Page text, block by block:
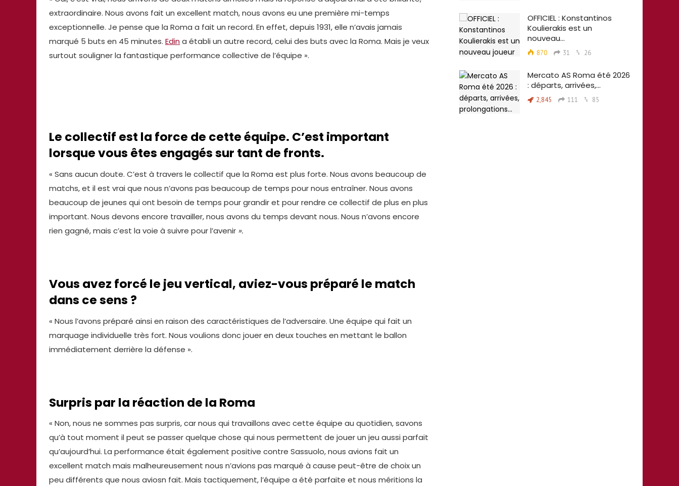
extraordinaire. Nous avons fait un excellent match, nous avons eu une première mi-temps
exceptionnelle. Je pense que la Roma a fait un record. En effet, depuis 1931, elle n’avais jamais
marqué 5 buts en 45 minutes. Edina établi un autre record, celui des buts avec la Roma. Mais je veux
surtout souligner la fantastique performance collective de l’équipe ».
Le collectif est la force de cette équipe. C’est important
lorsque vous êtes engagés sur tant de fronts.
« Sans aucun doute. C’est à travers le collectif que la Roma est plus forte. Nous avons beaucoup de
matchs, et il est vrai que nous n’avons pas beaucoup de temps pour nous entraîner. Nous avons
beaucoup de jeunes qui ont besoin de temps pour grandir et pour rendre ce collectif de plus en plus
important. Nous devons encore travailler, nous avons du temps devant nous. Nous n’avons encore
rien gagné, mais c’est la voie à suivre pour l’avenir ».
Vous avez forcé le jeu vertical, aviez-vous préparé le match
dans ce sens ?
« Nous l’avons préparé ainsi en raison des caractéristiques de l’adversaire. Une équipe qui fait un
marquage individuelle très fort. Nous voulions donc jouer en deux touches en mettant le ballon
immédiatement derrière la défense ».
Surpris par la réaction de la Roma
« Non, nous ne sommes pas surpris, car nous qui travaillons avec cette équipe au quotidien, savons
qu’à tout moment il peut se passer quelque chose qui nous permettent de jouer un jeu aussi parfait
qu’aujourd’hui. La performance était également positive contre Sassuolo, nous avions fait un
excellent match mais malheureusement nous n’avions pas marqué à cause peut-être de choix un
peu différents que nous aviosn fait. Mais tactiquement, l’équipe a été parfaite et nous méritions la
OFFICIEL : Konstantinos
Koulierakis est un
nouveau…
870 31 26
Mercato AS Roma été 2026
: départs, arrivées,…
2,845 111 85